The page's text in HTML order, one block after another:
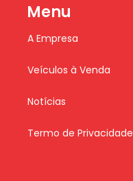
Menu
A Empresa
Veículos à Venda
Notícias
Termo de Privacidade